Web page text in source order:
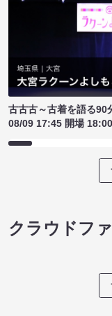
古古古～古着を語る90
08/09 17:45 開場
クラウドフ